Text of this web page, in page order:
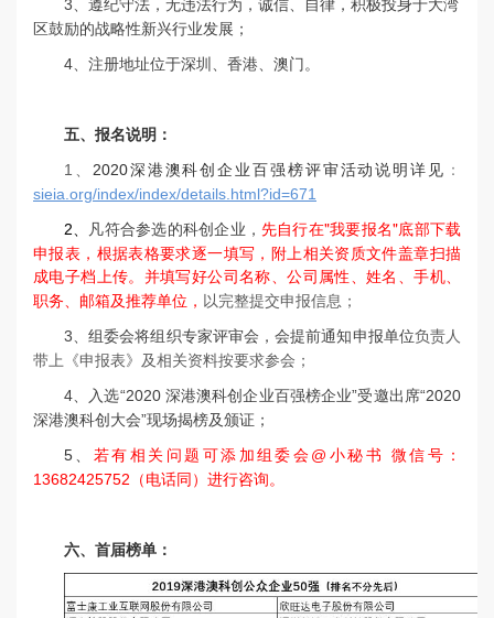
3、遵纪守法，无违法行为，诚信、自律，积极投身于大湾
区鼓励的战略性新兴行业发展；
4、注册地址位于深圳、香港、澳门。
五、报名说明：
1、 2020深港澳科创企业百强榜评审活动说明详见 ：
sieia.org/index/index/details.html?id=671
2、 凡符合参选的科创企业，先自行在"我要报名"底部下载
申报表，根据表格要求逐一填写，附上相关资质文件盖章扫描
成电子档上传。并填写好公司名称、公司属性、姓名、手机、
职务、邮箱及推荐单位， 以完整提交申报信息；
3、组委会将组织专家评审会，会提前通知申报单位负责人
带上《申报表》及相关资料按要求参会；
4、
入选“2020 深港澳科创企业百强榜企业”受邀出席“2020
深港澳科创大会”现场揭榜及颁证；
5、 若有相关问题可添加组委会@小秘书 微信号：
13682425752（电话同）进行咨询。
六、首届榜单：